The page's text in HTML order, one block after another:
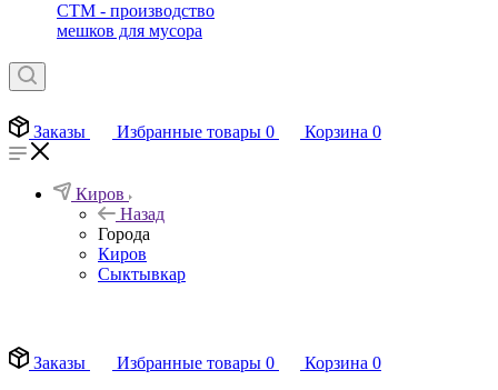
СТМ - производство
мешков для мусора
Заказы Избранные товары 0 Корзина 0
Киров
Назад
Города
Киров
Сыктывкар
Заказы
Избранные товары 0 Корзина 0